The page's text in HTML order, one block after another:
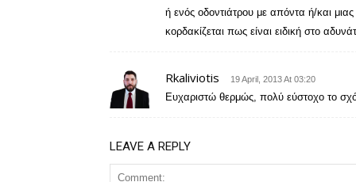
ή ενός οδοντιάτρου με απόντα ή/και
κορδακίζεται πως είναι ειδική στο
Rkaliviotis 19 April, 2013 At 03:20
Ευχαριστώ θερμώς, πολύ εύστοχο το
LEAVE A REPLY